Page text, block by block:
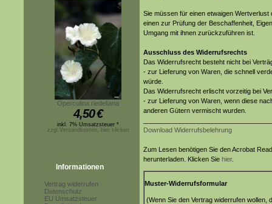
Operculina riedeliana
4,50€
inkl. 7% Umsatzsteuer *
zzgl.Versandkosten, hier klicken
Informationen
Vertrag widerrufen
Datenschutz
EU Umsatzsteuer
Sie müssen für einen etwaigen
einen zur Prüfung der Beschaffenheit,
Umgang mit ihnen zurückzuführen ist.
Ausschluss des Widerrufsrechts
Das Widerrufsrecht besteht nicht bei
- zur Lieferung von Waren, die schnell
würde.
Das Widerrufsrecht erlischt vorzeitig bei
- zur Lieferung von Waren, wenn diese
anderen Gütern vermischt wurden.
Download Widerrufsbelehrung
Zum Lesen benötigen Sie den Acrobat
herunterladen. Klicken Sie hier.
Muster-Widerrufsformular
(Wenn Sie den Vertrag widerrufen wollen,